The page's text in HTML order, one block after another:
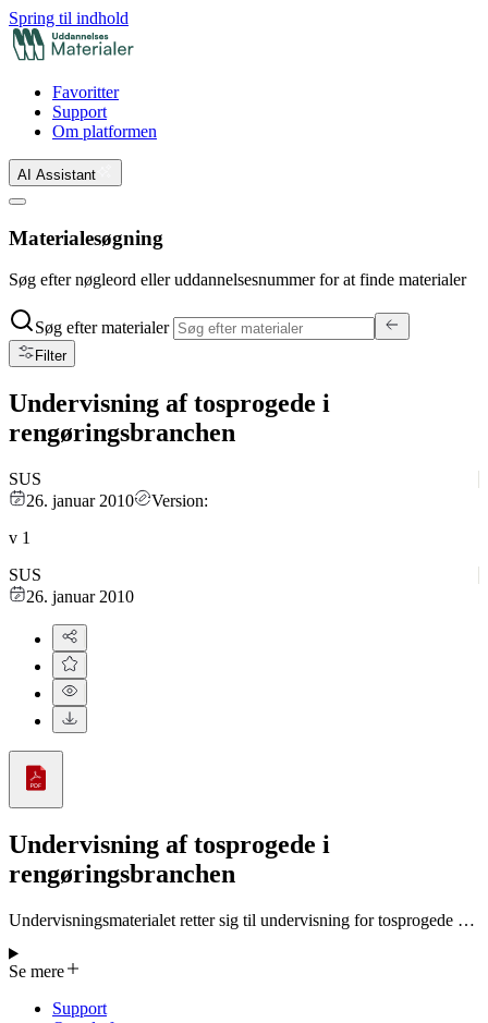
Spring til indhold
Favoritter
Support
Om platformen
AI Assistant
Materialesøgning
Søg efter nøgleord eller uddannelsesnummer for at finde materialer
Søg efter materialer
Filter
Undervisning af tosprogede i
rengøringsbranchen
SUS
26. januar 2010
Version:
v 1
SUS
26. januar 2010
Undervisning af tosprogede i
rengøringsbranchen
Undervisningsmaterialet retter sig til undervisning for tosprogede og
ordlister til Daglig erhvervsrengøring
Se mere
Support